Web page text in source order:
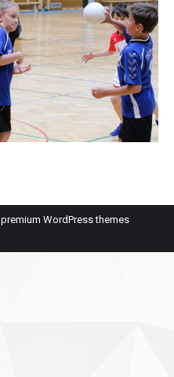
premium WordPress themes